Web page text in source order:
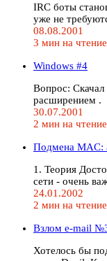
IRC боты
уже не
08.08.2001
3 мин на чтение
Windows #4
Вопрос: Скачал
расширением .
30.07.2001
2 мин на чтение
Подмена MAC:
1. Теория
сети - очень
24.01.2002
2 мин на чтение
Взлом e-mail
Хотелось бы